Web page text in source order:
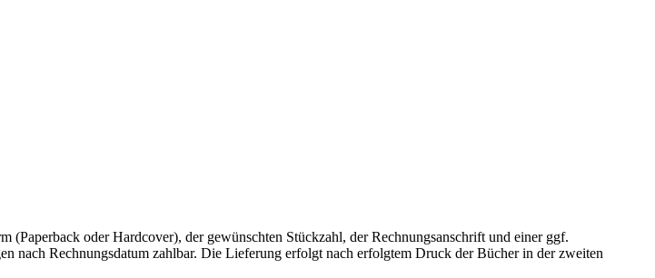
oder Hardcover), der gewünschten Stückzahl, der Rechnungsanschrift und einer ggf.
nach Rechnungsdatum zahlbar. Die Lieferung erfolgt nach erfolgtem Druck der Bücher in der zweiten